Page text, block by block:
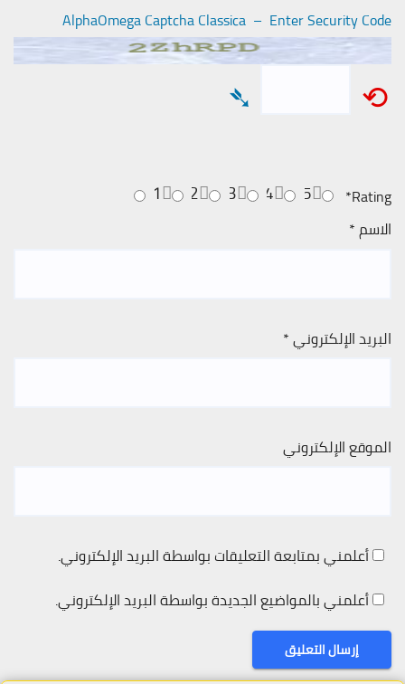
AlphaOmega Captcha Classica – Enter Security Code
⟲
➴
Rating
*
5
4
3
2
1
الاسم*
البريد الإلكتروني*
الموقع الإلكتروني
أعلمني بمتابعة التعليقات بواسطة البريد الإلكتروني.
أعلمني بالمواضيع الجديدة بواسطة البريد الإلكتروني.